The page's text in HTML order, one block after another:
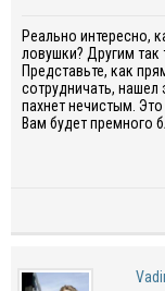
Реально интересно,
ловушки? Другим так
Представьте, как
сотрудничать, нашел
пахнет нечистым.
Вам будет премного